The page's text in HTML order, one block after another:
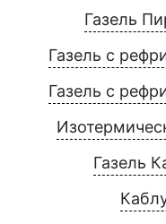
Газель
Газель с
Газель с
Газель